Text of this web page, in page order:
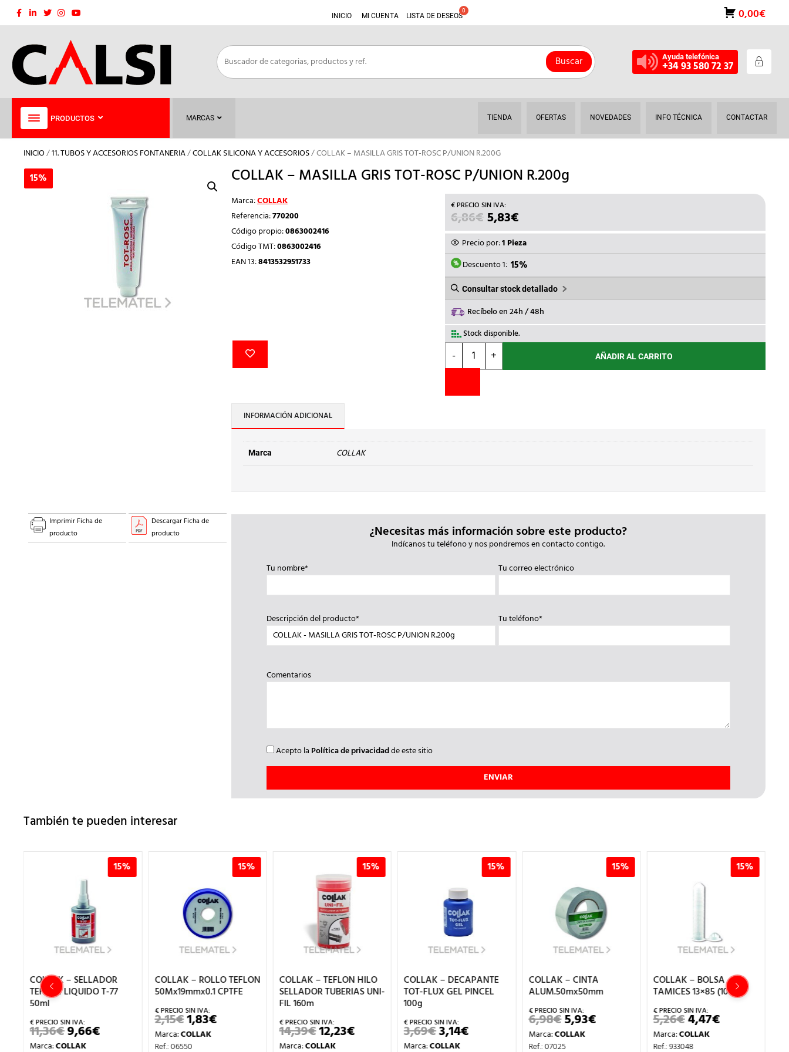
Saltar
INICIO MI CUENTA LISTA DE DESEOS 0,00€
Buscar Ayuda telefónica
+34 93 580 72 37
PRODUCTOS MARCAS TIENDA OFERTAS NOVEDADES INFO TÉCNICA CONTACTAR
INICIO/11. TUBOS Y ACCESORIOS FONTANERIA/COLLAK SILICONA Y ACCESORIOS/ COLLAK – MASILLA GRIS TOT-ROSC P/UNION R.200G
15% COLLAK – MASILLA GRIS TOT-ROSC P/UNION R.200g
Marca:COLLAK
Referencia:770200
Código propio:0863002416
Código TMT:0863002416
EAN 13:8413532951733
6,86€ EL
PRECIO
ORIGINAL
ERA:
6,86€.
5,83€EL
PRECIO
ACTUAL
ES:
5,83€.
Precio por:1 Pieza
Descuento 1: 15%
Consultar stock detallado
Recíbelo en 24h / 48h
Stock disponible.
-
COLLAK
MASILLA
TOT-
+ AÑADIR AL CARRITO
INFORMACIÓN ADICIONAL
Marca COLLAK
15%
Imprimir Ficha de
producto
Descargar Ficha de
producto
¿Necesitas más información sobre este producto?
Indícanos tu teléfono y nos pondremos en contacto contigo.
Tu nombre*
Tu correo electrónico
Descripción del producto* Tu teléfono*
Comentarios
Acepto la Política de privacidadde este sitio
También te pueden interesar
15%
COLLAK – SELLADOR
TEFLON LIQUIDO T-77
50ml
11,36€EL
PRECIO
9,66€EL
PRECIO
Marca:COLLAK
15%
COLLAK – ROLLO TEFLON
50Mx19mmx0.1 CPTFE
2,15€EL
PRECIO
ORIGINAL
ERA:
1,83€EL
PRECIO
Marca:COLLAK
Ref.: 06550
15%
COLLAK – TEFLON HILO
SELLADOR TUBERIAS UNI-
FIL 160m
14,39€EL
PRECIO
12,23€EL
PRECIO
Marca:COLLAK
15%
COLLAK – DECAPANTE
TOT-FLUX GEL PINCEL
100g
3,69€EL
PRECIO
3,14€EL
PRECIO
Marca:COLLAK
15%
COLLAK – CINTA
ALUM.50mx50mm
6,98€EL
PRECIO
ORIGINAL
ERA:
5,93€EL
PRECIO
Marca:COLLAK
Ref.: 07025
15%
COLLAK – BOLSA
TAMICES 13×85 (10u)
5,26€EL
PRECIO
ORIGINAL
ERA:
4,47€EL
PRECIO
Marca:COLLAK
Ref.: 933048